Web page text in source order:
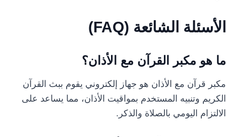
الأسئلة الشائعة (FAQ)
ما هو مكبر القرآن مع الأذان؟
مكبر قرآن مع الأذان هو جهاز إلكتروني يقوم ببث القرآن
الكريم وتنبيه المستخدم بمواقيت الأذان، مما يساعد على
الالتزام اليومي بالصلاة والذكر.